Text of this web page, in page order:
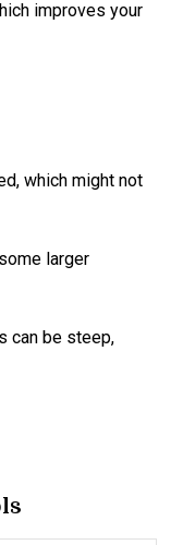
improves your
which might not
larger
can be steep,